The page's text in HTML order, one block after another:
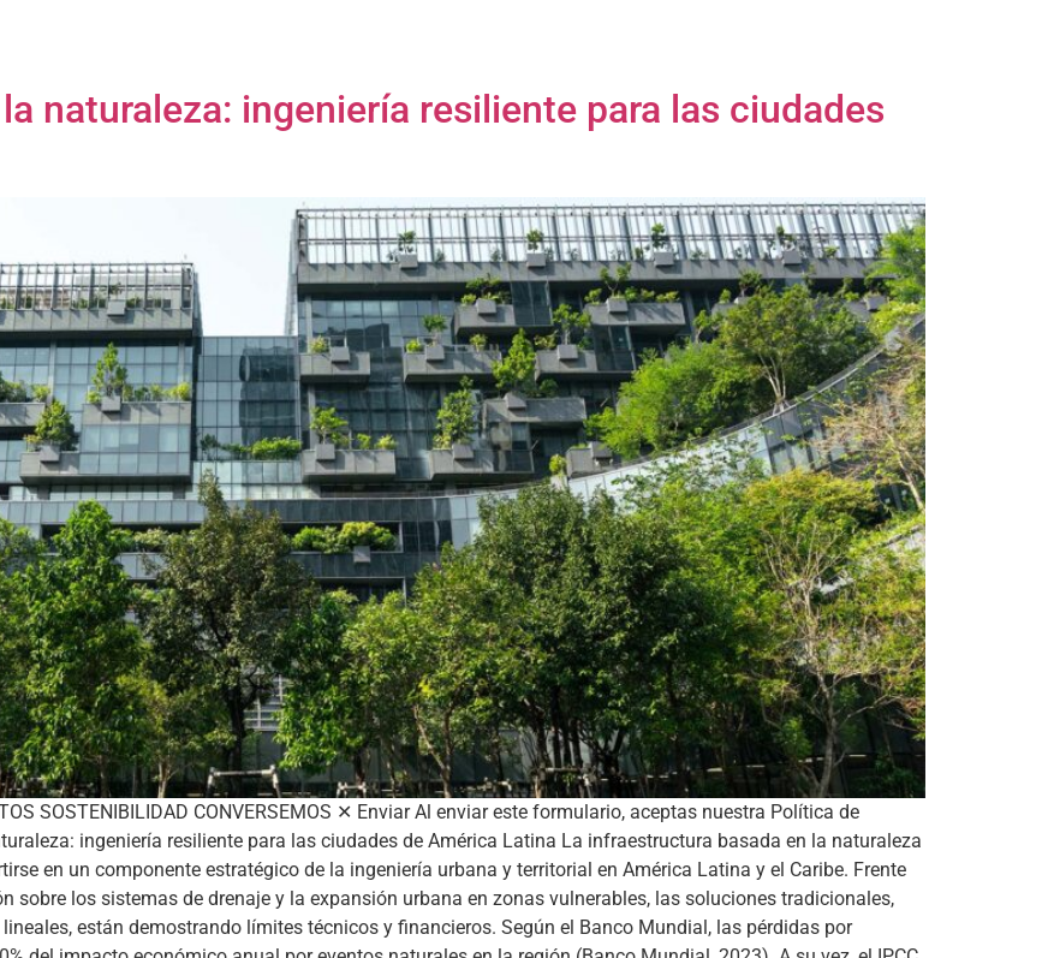
naturaleza: ingeniería resiliente para las ciudades
SOSTENIBILIDAD CONVERSEMOS ✕ Enviar Al enviar este formulario, aceptas nuestra Política de
ingeniería resiliente para las ciudades de América Latina La infraestructura basada en la naturaleza
en un componente estratégico de la ingeniería urbana y territorial en América Latina y el Caribe. Frente
sobre los sistemas de drenaje y la expansión urbana en zonas vulnerables, las soluciones tradicionales,
están demostrando límites técnicos y financieros. Según el Banco Mundial, las pérdidas por